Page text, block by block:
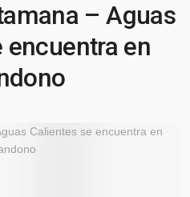
– Aguas
encuentra en